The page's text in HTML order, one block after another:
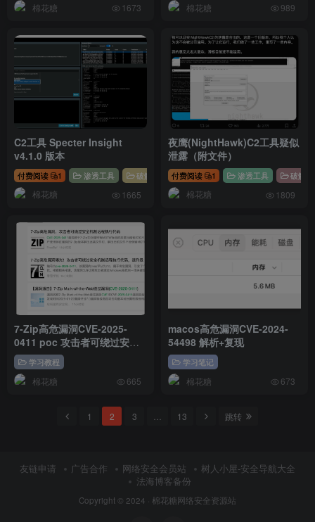
棉花糖 1673 棉花糖 989
C2工具 Specter Insight
v4.1.0 版本
付费阅读 1 渗透工具 破解工具 # c2
棉花糖 1665
夜鹰(NightHawk)C2工具疑似
泄露（附文件）
付费阅读 1 渗透工具 破解
棉花糖 1809
7-Zip高危漏洞CVE-2025-
0411 poc 攻击者可绕过安全
机制远程执行代码
学习教程
棉花糖 665
macos高危漏洞CVE-2024-
54498 解析+复现
学习笔记
棉花糖 673
1 2 3 13 跳转
友链申请 广告合作 网络安全会员站
树人小屋-安全导航大全
法海博客备份
Copyright © 2024 · 棉花糖网络安全资源站